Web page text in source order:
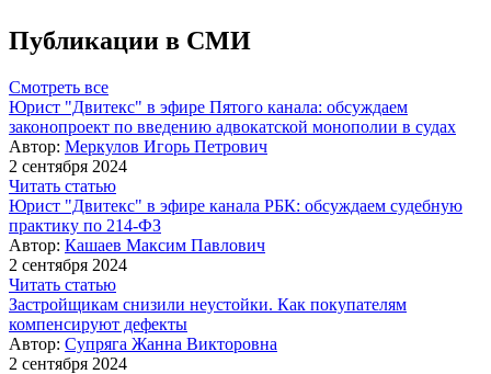
Публикации в СМИ
Смотреть все
Юрист "Двитекс" в эфире Пятого канала: обсуждаем
законопроект по введению адвокатской монополии в судах
Автор: Меркулов Игорь Петрович
2 сентября 2024
Читать статью
Юрист "Двитекс" в эфире канала РБК: обсуждаем судебную
практику по 214-ФЗ
Автор: Кашаев Максим Павлович
2 сентября 2024
Читать статью
Застройщикам снизили неустойки. Как покупателям
компенсируют дефекты
Автор: Супряга Жанна Викторовна
2 сентября 2024